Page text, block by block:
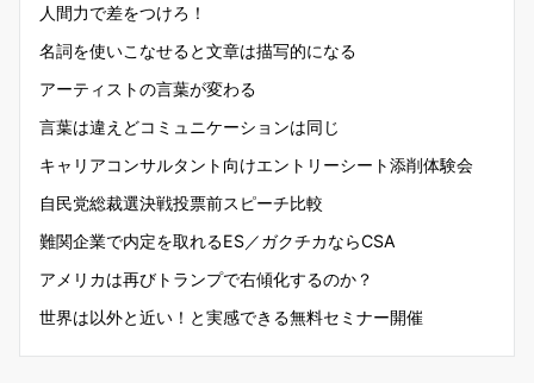
人間力で差をつけろ！
名詞を使いこなせると文章は描写的になる
アーティストの言葉が変わる
言葉は違えどコミュニケーションは同じ
キャリアコンサルタント向けエントリーシート添削体験会
自民党総裁選決戦投票前スピーチ比較
難関企業で内定を取れるES／ガクチカならCSA
アメリカは再びトランプで右傾化するのか？
世界は以外と近い！と実感できる無料セミナー開催